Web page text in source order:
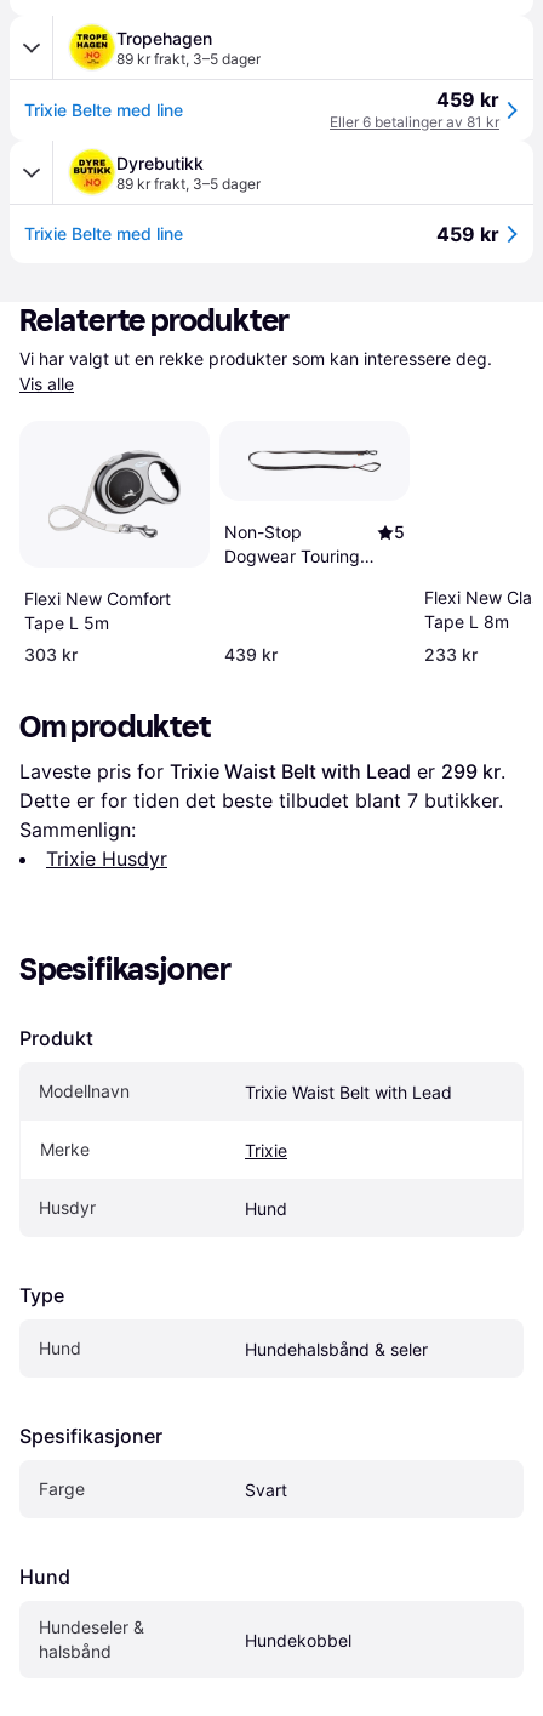
Tropehagen
89 kr frakt, 3–5 dager
Trixie Belte med line 459 kr
Eller 6 betalinger av 81 kr
Dyrebutikk
89 kr frakt, 3–5 dager
Trixie Belte med line 459 kr
Relaterte produkter
Vis alle
Flexi New Comfort
Tape L 5m
303 kr
Non-Stop
Dogwear Touring
5
439 kr
Flexi New
Tape L 8m
233 kr
Om produktet
Laveste pris for Trixie Waist Belt with Lead er 299 kr.
Dette er for tiden det beste tilbudet blant 7 butikker.
Sammenlign:
Trixie Husdyr
Spesifikasjoner
Produkt
Modellnavn Trixie Waist Belt with Lead
Merke Trixie
Husdyr Hund
Type
Hund Hundehalsbånd & seler
Spesifikasjoner
Farge Svart
Hund
Hundeseler &
halsbånd
Hundekobbel